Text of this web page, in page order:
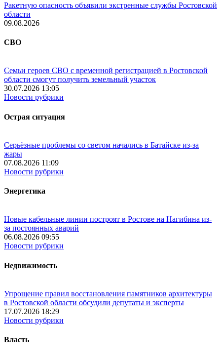
Ракетную опасность объявили экстренные службы Ростовской
области
09.08.2026
СВО
Семьи героев СВО с временной регистрацией в Ростовской
области смогут получить земельный участок
30.07.2026 13:05
Новости рубрики
Острая ситуация
Серьёзные проблемы со светом начались в Батайске из-за
жары
07.08.2026 11:09
Новости рубрики
Энергетика
Новые кабельные линии построят в Ростове на Нагибина из-
за постоянных аварий
06.08.2026 09:55
Новости рубрики
Недвижимость
Упрощение правил восстановления памятников архитектуры
в Ростовской области обсудили депутаты и эксперты
17.07.2026 18:29
Новости рубрики
Власть